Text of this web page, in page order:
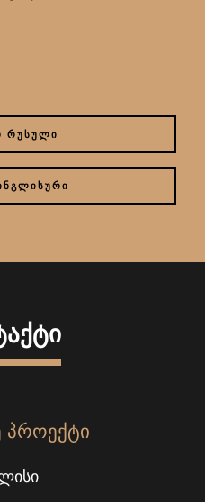
ᲠᲣᲡᲣᲚᲘ
ᲞᲠᲝᲔᲥᲢᲘ